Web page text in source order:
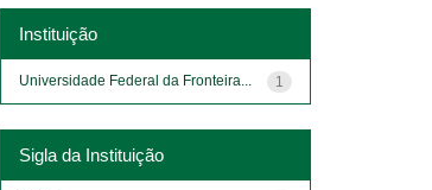
Instituição
1
Universidade Federal da Fronteira...
Sigla da Instituição